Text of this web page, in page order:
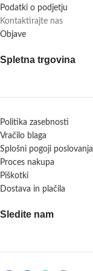
Podatki o podjetju
Kontaktirajte nas
Objave
Spletna trgovina
Politika zasebnosti
Vračilo blaga
Splošni pogoji poslovanja
Proces nakupa
Piškotki
Dostava in plačila
Sledite nam